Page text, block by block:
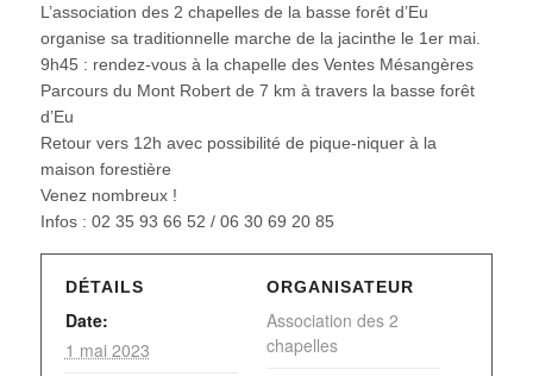
L’association des 2 chapelles de la basse forêt d’Eu
organise sa traditionnelle marche de la jacinthe le 1er mai.
9h45 : rendez-vous à la chapelle des Ventes Mésangères
Parcours du Mont Robert de 7 km à travers la basse forêt
d’Eu
Retour vers 12h avec possibilité de pique-niquer à la
maison forestière
Venez nombreux !
Infos : 02 35 93 66 52 / 06 30 69 20 85
DÉTAILS
Date:
1 mai 2023
ORGANISATEUR
Association des 2
chapelles